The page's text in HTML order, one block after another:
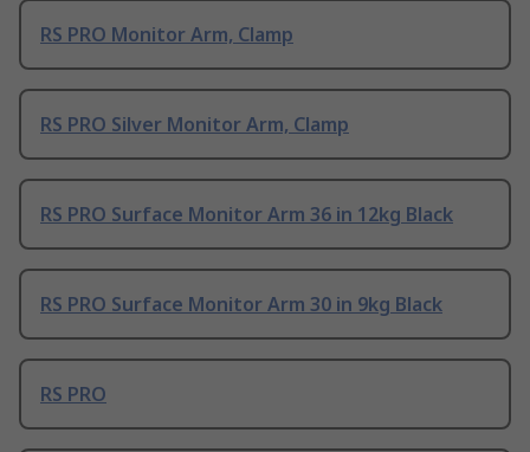
RS PRO Monitor Arm, Clamp
RS PRO Silver Monitor Arm, Clamp
RS PRO Surface Monitor Arm 36 in 12kg Black
RS PRO Surface Monitor Arm 30 in 9kg Black
RS PRO